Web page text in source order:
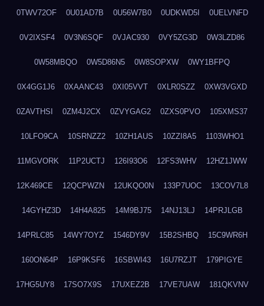
0TWV72OF 0U01AD7B 0U56W7B0 0UDKWD5I 0UELVNFD
0V2IXSF4 0V3N6SQF 0VJAC930 0VY5ZG3D 0W3LZD86
0W58MBQO 0W5D86N5 0W8SOPXW 0WY1BFPQ
0X4GG1J6 0XAANC43 0XI05VVT 0XLR0SZZ 0XW3VGXD
0ZAVTHSI 0ZM4J2CX 0ZVYGAG2 0ZXS0PVO 105XMS37
10LFO9CA 10SRNZZ2 10ZH1AUS 10ZZI8A5 1103WHO1
11MGVORK 11P2UCTJ 126I93O6 12FS3WHV 12HZ1JWW
12K469CE 12QCPWZN 12UKQO0N 133P7UOC 13COV7L8
14GYHZ3D 14H4A825 14M9BJ75 14NJ13LJ 14PRJLGB
14PRLC85 14WY7OYZ 1546DY9V 15B2SHBQ 15C9WR6H
160ON64P 16P9KSF6 16SBWI43 16U7RZJT 179PIGYE
17HG5UY8 17SO7X9S 17UXEZ2B 17VE7UAW 181QKVNV